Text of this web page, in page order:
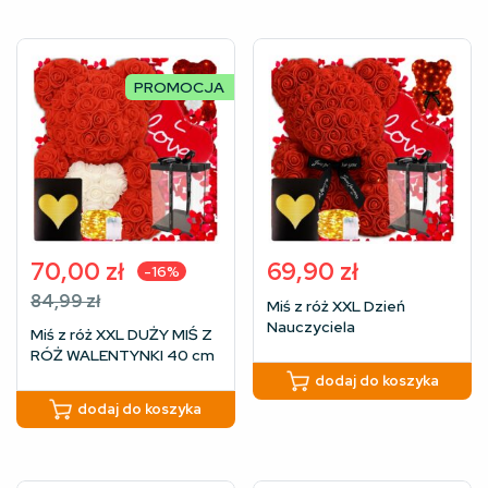
PROMOCJA
-16%
84,99zł
Pierwotna
cena
wynosiła:
70,00 zł
Aktualna
cena
wynosi:
Miś z róż XXL DUŻY MIŚ Z
RÓŻ WALENTYNKI 40 cm
dodaj do koszyka
69,90 zł
Miś z róż XXL Dzień
Nauczyciela
wychowawcy Pani 40 cm
dodaj do koszyka